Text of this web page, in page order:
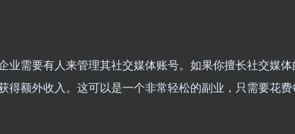
业需要有人来管理其社交媒体账号。如果你擅长社交媒
得额外收入。这可以是一个非常轻松的副业，只需要花